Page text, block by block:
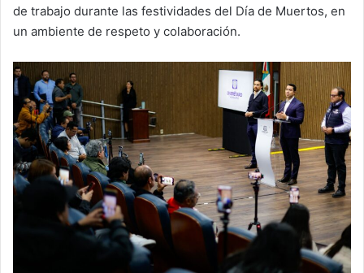
de trabajo durante las festividades del Día de Muertos, en
un ambiente de respeto y colaboración.